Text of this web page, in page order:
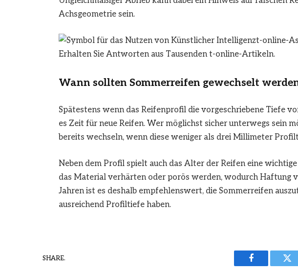
Achsgeometrie sein.
t-online-
Erhalten Sie Antworten aus Tausenden t-online-Artikeln.
Wann sollten Sommerreifen gewechselt
Spätestens wenn das Reifenprofil die vorgeschriebene Tiefe
es Zeit für neue Reifen. Wer möglichst sicher unterwegs sein
bereits wechseln, wenn diese weniger als drei Millimeter
Neben dem Profil spielt auch das Alter der Reifen eine
das Material verhärten oder porös werden, wodurch Haftung
Jahren ist es deshalb empfehlenswert, die Sommerreifen
ausreichend Profiltiefe haben.
SHARE.
Facebook